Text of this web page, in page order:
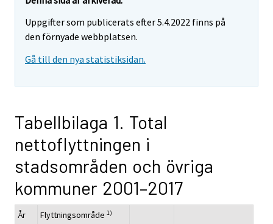
Uppgifter som publicerats efter 5.4.2022 finns på
den förnyade webbplatsen.
Gå till den nya statistiksidan.
Tabellbilaga 1. Total
nettoflyttningen i
stadsområden och övriga
kommuner 2001–2017
År Flyttningsområde 1)